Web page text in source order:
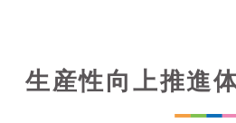
生産性向上推進